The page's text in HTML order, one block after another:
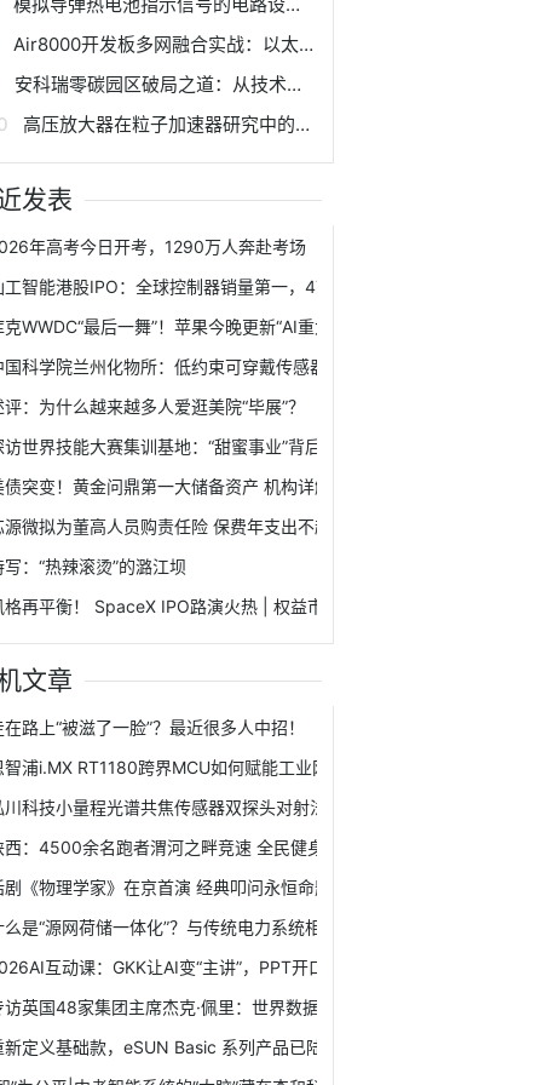
Air8000开发板多网融合实战：以太网供网技术深度探索！
安科瑞零碳园区破局之道：从技术攻坚到产业生态的全维突破
高压放大器在粒子加速器研究中的应用
发表
年高考今日开考，1290万人奔赴考场
工智能港股IPO：全球控制器销量第一，47%毛利率为何三年亏掉1.37
克WWDC“最后一舞”！苹果今晚更新“AI重大进展” 除了Siri还有哪些看点
国科学院兰州化物所：低约束可穿戴传感器贴片研究获新进展
评：为什么越来越多人爱逛美院“毕展”？
访世界技能大赛集训基地：“甜蜜事业”背后的硬核技艺
债突变！黄金问鼎第一大储备资产 机构详解
源微拟为董高人员购责任险 保费年支出不超20万
写：“热辣滚烫”的潞江坝
格再平衡！ SpaceX IPO路演火热 | 权益市场日报
文章
在路上“被滋了一脸”？最近很多人中招！
智浦i.MX RT1180跨界MCU如何赋能工业网络与电机控制
川科技小量程光谱共焦传感器双探头对射法实现4-5mm玻璃镜片大厚
西：4500余名跑者渭河之畔竞速 全民健身冬季热度不减
剧《物理学家》在京首演 经典叩问永恒命题,话剧《物理学家》在京首
么是“源网荷储一体化”？与传统电力系统相比，能够为企业带来哪些价
互动课：GKK让AI变“主讲”，PPT开口说话并答疑只是开始？
访英国48家集团主席杰克·佩里：世界数据组织让数据成为连接世界的
新定义基础款，eSUN Basic 系列产品已陆续上线！